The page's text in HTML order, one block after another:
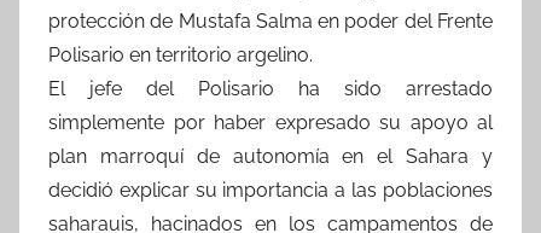
protección de Mustafa Salma en poder del Frente
Polisario en territorio argelino.
El jefe del Polisario ha sido arrestado
simplemente por haber expresado su apoyo al
plan marroquí de autonomía en el Sahara y
decidió explicar su importancia a las poblaciones
saharauis, hacinados en los campamentos de